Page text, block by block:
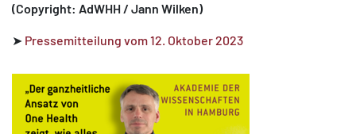
(Copyright: AdWHH / Jann Wilken)
➤ Pressemitteilung vom 12. Oktober 2023